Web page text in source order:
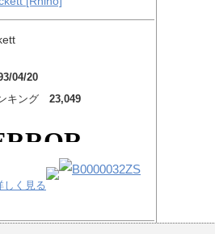
04/20
キング 23,049
しく見る